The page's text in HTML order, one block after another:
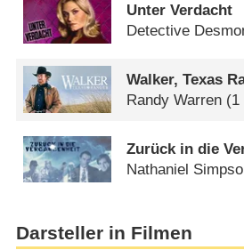
Unter Verdacht
Detective
Walker, Texas
Randy Warren (1
Zurück in die
Nathaniel
Darsteller in Filmen